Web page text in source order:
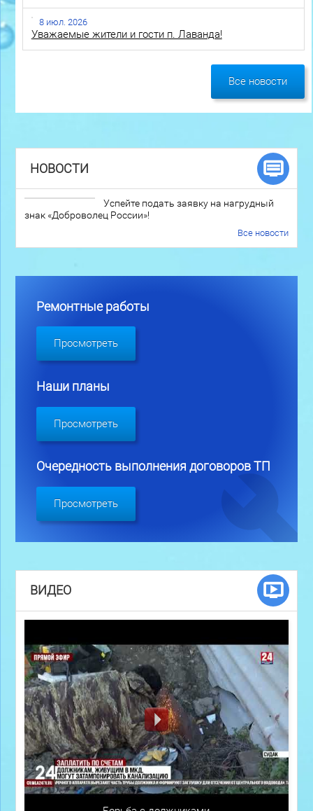
8 июл. 2026
Уважаемые жители и гости п. Лаванда!
Все новости
НОВОСТИ
Успейте подать заявку на нагрудный
знак «Доброволец России»!
Все новости
Ремонтные работы
Просмотреть
Наши планы
Просмотреть
Очередность выполнения договоров ТП
Просмотреть
ВИДЕО